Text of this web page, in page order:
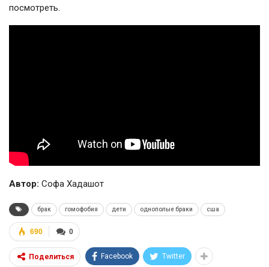
посмотреть.
Автор: Софа Хадашот
брак гомофобия дети однополые браки сша
0
690
Поделиться Facebook Twitter